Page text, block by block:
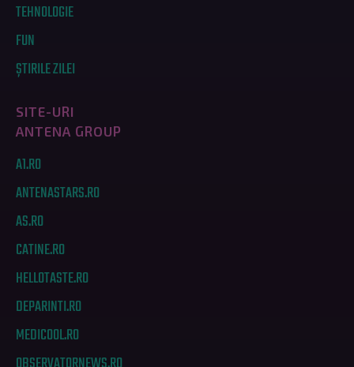
TEHNOLOGIE
FUN
ȘTIRILE ZILEI
SITE-URI
ANTENA GROUP
A1.RO
ANTENASTARS.RO
AS.RO
CATINE.RO
HELLOTASTE.RO
DEPARINTI.RO
MEDICOOL.RO